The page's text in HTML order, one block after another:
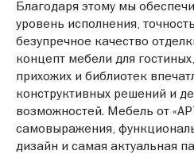
Благодаря этому мы
уровень исполнения,
безупречное качество
концепт мебели для
прихожих и библиотек
конструктивных решений и
возможностей. Мебель от
самовыражения,
дизайн и самая актуальная